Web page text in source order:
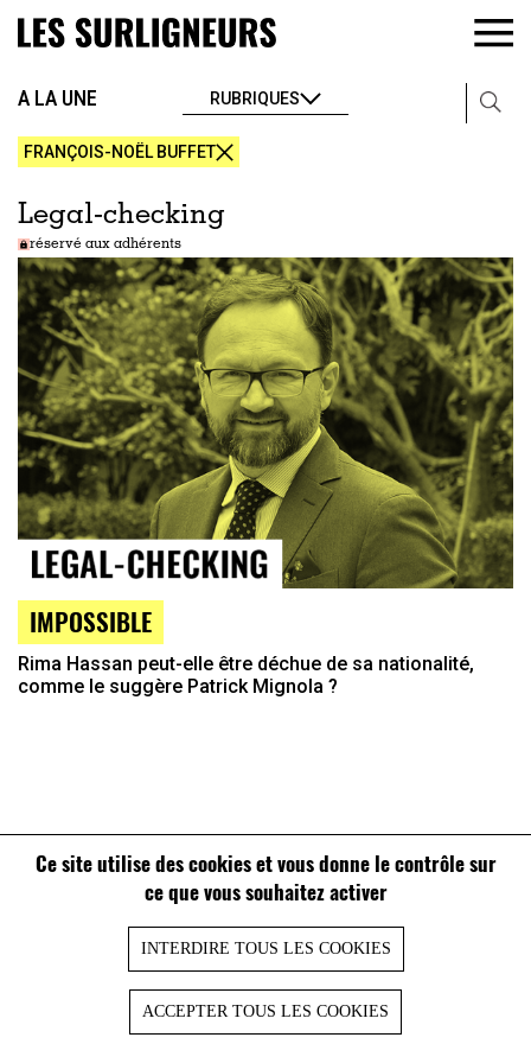
Ce site utilise des cookies et vous donne le contrôle sur
ce que vous souhaitez activer
INTERDIRE TOUS LES COOKIES
ACCEPTER TOUS LES COOKIES
A LA UNE RUBRIQUES
FRANÇOIS-NOËL BUFFET
Legal-checking
réservé aux adhérents
IMPOSSIBLE
Rima Hassan peut-elle être déchue de sa nationalité,
comme le suggère Patrick Mignola ?